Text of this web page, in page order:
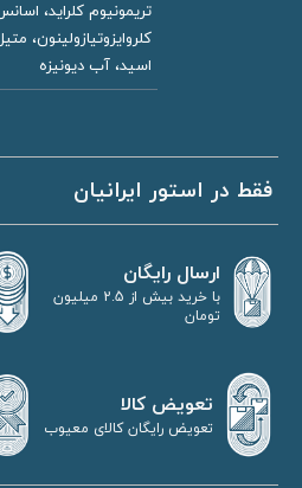
تریمونیوم کلراید،
کلروایزوتیازولینون،
اسید، آب دیونیزه
فقط در استور ایرانیان
ارسال رایگان
با خرید بیش از 2.5 میلیون
تومان
تعویض کالا
تعویض رایگان کالای معیوب